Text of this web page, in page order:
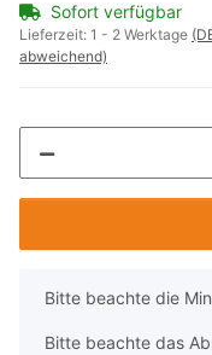
Sofort verfügbar
Lieferzeit: 1 - 2 Werktage
abweichend)
x
Bitte beachte die
Bitte beachte das